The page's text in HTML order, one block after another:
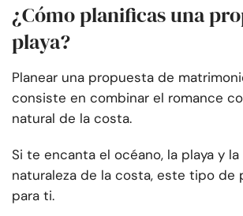
¿Cómo planificas una
playa?
Planear una propuesta de
consiste en combinar el romance
natural de la costa.
Si te encanta el océano, la playa y
naturaleza de la costa, este tipo de
para ti.